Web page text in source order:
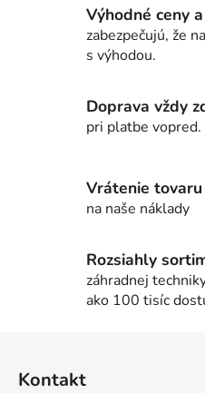
Výhodné ceny
zabezpečujú, že
s výhodou.
Doprava vždy
pri platbe vopred.
Vrátenie
na naše náklady
Rozsiahly
záhradnej
ako 100 tisíc
Kontakt